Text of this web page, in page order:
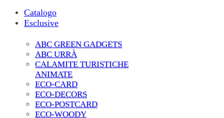
Catalogo
Esclusive
ABC GREEN GADGETS
ABC URRÀ
CALAMITE TURISTICHE
ANIMATE
ECO-CARD
ECO-DECORS
ECO-POSTCARD
ECO-WOODY